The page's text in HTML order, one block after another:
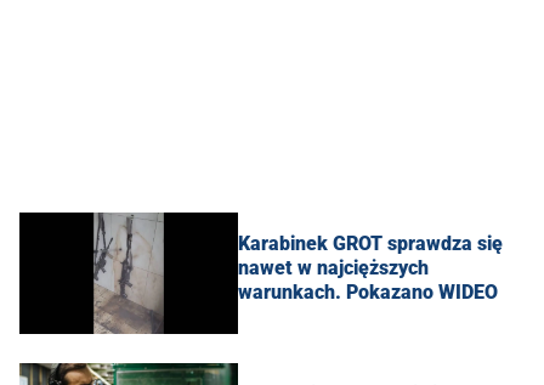
Karabinek GROT sprawdza się
nawet w najcięższych
warunkach. Pokazano WIDEO